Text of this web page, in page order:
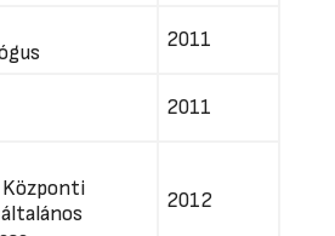
2011
2011
2012